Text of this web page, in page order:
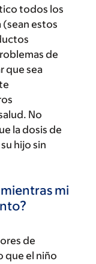
todos los
estos
de
que sea
No
la dosis de
hijo sin
mi
de
que el niño